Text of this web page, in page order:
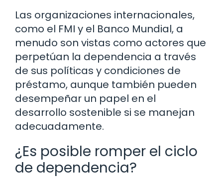
Las organizaciones internacionales,
como el FMI y el Banco Mundial, a
menudo son vistas como actores que
perpetúan la dependencia a través
de sus políticas y condiciones de
préstamo, aunque también pueden
desempeñar un papel en el
desarrollo sostenible si se manejan
adecuadamente.
¿Es posible romper el ciclo
de dependencia?